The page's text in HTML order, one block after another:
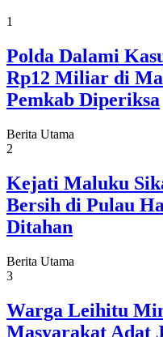
1
Polda Dalami
Rp12 Miliar di
Pemkab Diperiksa
Berita Utama
2
Kejati Maluku
Bersih di Pulau
Ditahan
Berita Utama
3
Warga Leihitu
Masyarakat Adat